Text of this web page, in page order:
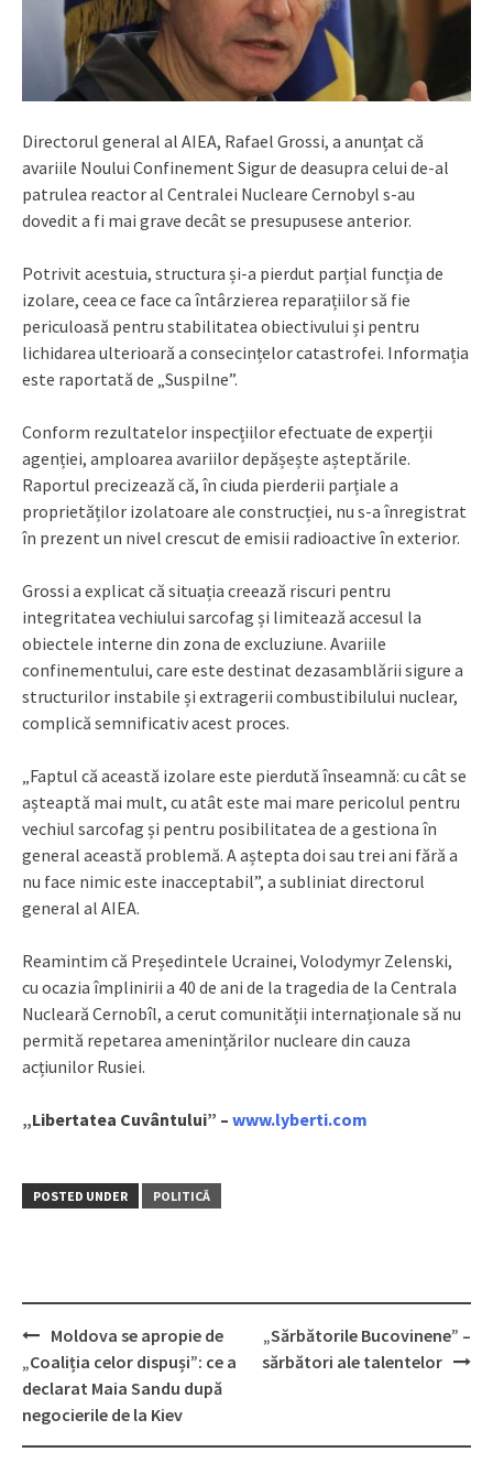
Directorul general al AIEA, Rafael Grossi, a anunțat că
avariile Noului Confinement Sigur de deasupra celui de-al
patrulea reactor al Centralei Nucleare Cernobyl s-au
dovedit a fi mai grave decât se presupusese anterior.
Potrivit acestuia, structura și-a pierdut parțial funcția de
izolare, ceea ce face ca întârzierea reparațiilor să fie
periculoasă pentru stabilitatea obiectivului și pentru
lichidarea ulterioară a consecințelor catastrofei. Informația
este raportată de „Suspilne”.
Conform rezultatelor inspecțiilor efectuate de experții
agenției, amploarea avariilor depășește așteptările.
Raportul precizează că, în ciuda pierderii parțiale a
proprietăților izolatoare ale construcției, nu s-a înregistrat
în prezent un nivel crescut de emisii radioactive în exterior.
Grossi a explicat că situația creează riscuri pentru
integritatea vechiului sarcofag și limitează accesul la
obiectele interne din zona de excluziune. Avariile
confinementului, care este destinat dezasamblării sigure a
structurilor instabile și extragerii combustibilului nuclear,
complică semnificativ acest proces.
„Faptul că această izolare este pierdută înseamnă: cu cât se
așteaptă mai mult, cu atât este mai mare pericolul pentru
vechiul sarcofag și pentru posibilitatea de a gestiona în
general această problemă. A aștepta doi sau trei ani fără a
nu face nimic este inacceptabil”, a subliniat directorul
general al AIEA.
Reamintim că Președintele Ucrainei, Volodymyr Zelenski,
cu ocazia împlinirii a 40 de ani de la tragedia de la Centrala
Nucleară Cernobîl, a cerut comunității internaționale să nu
permită repetarea amenințărilor nucleare din cauza
acțiunilor Rusiei.
„Libertatea Cuvântului” – www.lyberti.com
POSTED UNDER POLITICĂ
Post
navigation
Moldova se apropie de
„Coaliția celor dispuși”: ce a
declarat Maia Sandu după
negocierile de la Kiev
„Sărbătorile Bucovinene” –
sărbători ale talentelor